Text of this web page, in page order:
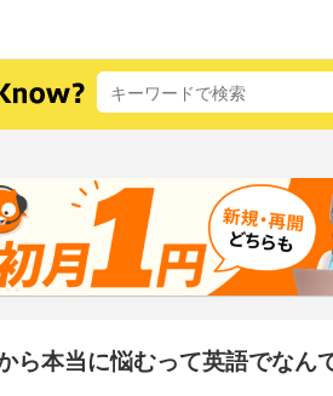
ら本当に悩むって英語でなん